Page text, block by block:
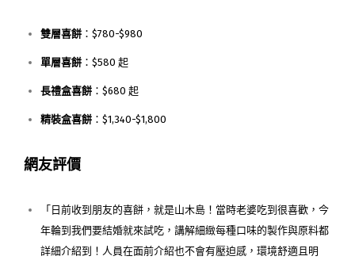
雙層喜餅 ：$780-$980
單層喜餅 ：$580 起
長禮盒喜餅 ：$680 起
精裝盒喜餅 ：$1,340-$1,800
網友評價
「日前收到朋友的喜餅，就是山木島！當時老婆吃到很喜歡，今
年輪到我們要結婚就來試吃，講解細緻每種口味的製作與原料都
詳細介紹到！人員在面前介紹也不會有壓迫感，環境舒適且明